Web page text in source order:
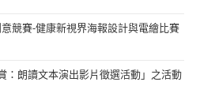
競賽-健康新視界海報設計與電繪比賽
：朗讀文本演出影片徵選活動」之活動